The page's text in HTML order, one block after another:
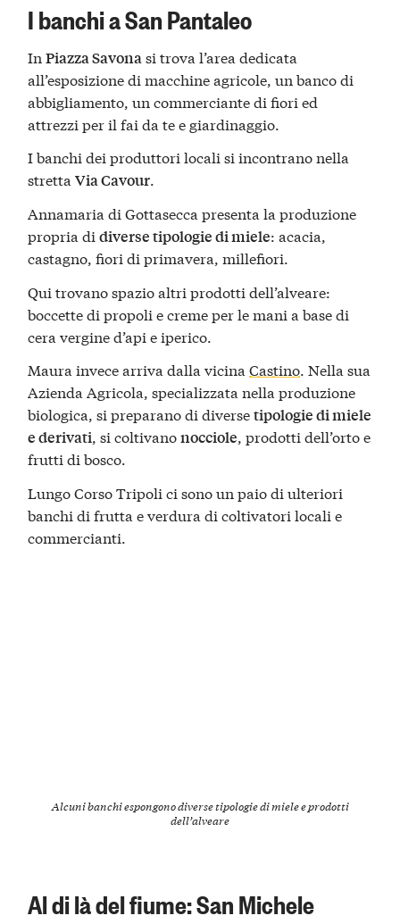
I banchi a San Pantaleo
InPiazza Savonasi trova l’area dedicata
all’esposizione di macchine agricole, un banco di
abbigliamento, un commerciante di fiori ed
attrezzi per il fai da te e giardinaggio.
I banchi dei produttori locali si incontrano nella
strettaVia Cavour.
Annamaria di Gottasecca presenta la produzione
propria didiverse tipologie di miele: acacia,
castagno, fiori di primavera, millefiori.
Qui trovano spazio altri prodotti dell’alveare:
boccette di propoli e creme per le mani a base di
cera vergine d’api e iperico.
Maura invece arriva dalla vicinaCastino. Nella sua
Azienda Agricola, specializzata nella produzione
biologica, si preparano di diversetipologie di miele
e derivati, si coltivanonocciole, prodotti dell’orto e
frutti di bosco.
Lungo Corso Tripoli ci sono un paio di ulteriori
banchi di frutta e verdura di coltivatori locali e
commercianti.
Alcuni banchi espongono diverse tipologie di miele e prodotti
dell’alveare
Al di là del fiume: San Michele